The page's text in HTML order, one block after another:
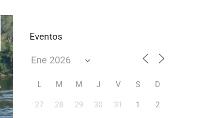
Eventos
L M M J V S D
27 28 29 30 31 1 2